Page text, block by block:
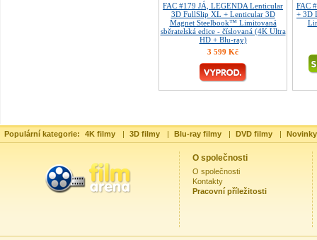
FAC #179 JÁ, LEGENDA Lenticular
3D FullSlip XL + Lenticular 3D
Magnet Steelbook™ Limitovaná
sběratelská edice - číslovaná (4K Ultra
HD + Blu-ray)
3 599 Kč
FAC
+ 3D
Populární kategorie: 4K filmy | 3D filmy | Blu-ray filmy | DVD filmy |
O společnosti
O společnosti
Kontakty
Pracovní příležitosti